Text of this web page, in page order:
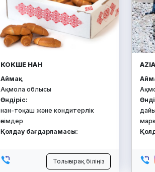
КОКШЕ НАН
Аймақ:
Ақмола облысы
Өндіріс:
нан-тоқаш және кондитерлік
өнімдер
Қолдау бағдарламасы:
Толығырақ біліңіз